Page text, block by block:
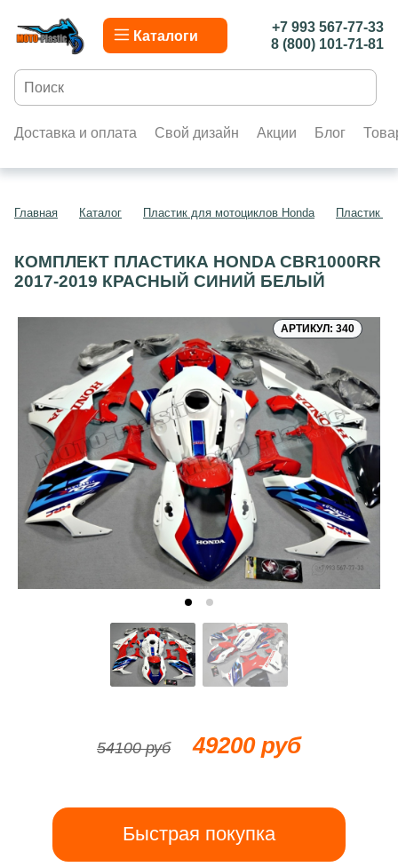
Каталоги
+7 993 567-77-33
8 (800) 101-71-81
Доставка и оплата Свой дизайн Акции Блог
Главная Каталог Пластик для мотоциклов Honda Пластик
КОМПЛЕКТ ПЛАСТИКА HONDA CBR1000RR
2017-2019 КРАСНЫЙ СИНИЙ БЕЛЫЙ
АРТИКУЛ: 340
54100 руб 49200 руб
Быстрая покупка